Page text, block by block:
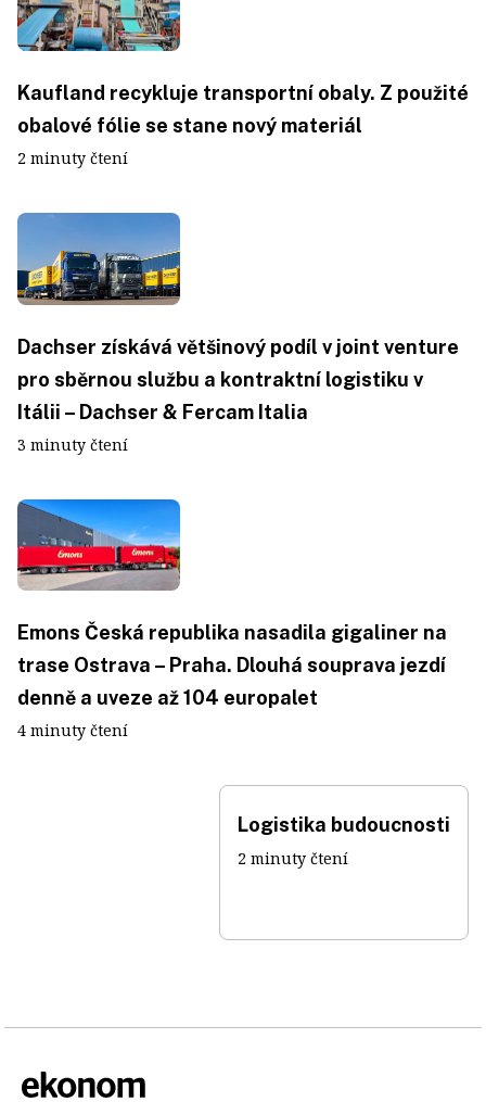
Kaufland recykluje transportní obaly. Z použité
obalové fólie se stane nový materiál
2 minuty čtení
Dachser získává většinový podíl v joint venture
pro sběrnou službu a kontraktní logistiku v
Itálii – Dachser & Fercam Italia
3 minuty čtení
Emons Česká republika nasadila gigaliner na
trase Ostrava – Praha. Dlouhá souprava jezdí
denně a uveze až 104 europalet
4 minuty čtení
Logistika budoucnosti
2 minuty čtení